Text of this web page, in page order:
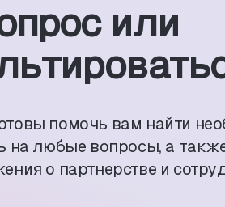
или
помочь вам найти
на любые вопросы, а
о партнерстве и